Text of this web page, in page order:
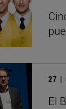
27 |
El